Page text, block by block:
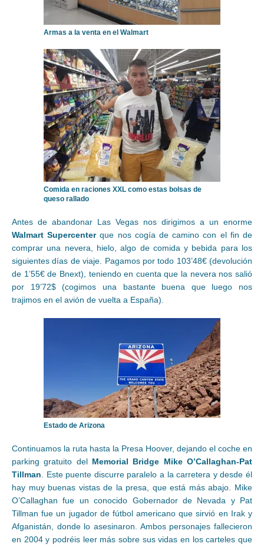
Armas a la venta en el Walmart
Comida en raciones XXL como estas bolsas de
queso rallado
Antes de abandonar Las Vegas nos dirigimos a un enorme
Walmart Supercenterque nos cogía de camino con el fin de
comprar una nevera, hielo, algo de comida y bebida para los
siguientes días de viaje. Pagamos por todo 103’48€ (devolución
de 1’55€ de Bnext), teniendo en cuenta que la nevera nos salió
por 19’72$ (cogimos una bastante buena que luego nos
trajimos en el avión de vuelta a España).
Estado de Arizona
Continuamos la ruta hasta la Presa Hoover, dejando el coche en
parking gratuito del Memorial Bridge Mike O’Callaghan-Pat
Tillman. Este puente discurre paralelo a la carretera y desde él
hay muy buenas vistas de la presa, que está más abajo. Mike
O’Callaghan fue un conocido Gobernador de Nevada y Pat
Tillman fue un jugador de fútbol americano que sirvió en Irak y
Afganistán, donde lo asesinaron. Ambos personajes fallecieron
en 2004 y podréis leer más sobre sus vidas en los carteles que